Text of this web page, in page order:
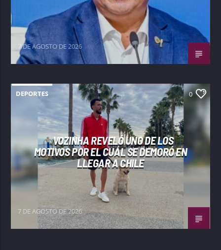
7 DE AGOSTO DE 2026
DEPORTES 0
VOZINHA REVELÓ UNO DE LOS
MOTIVOS POR EL CUÁL SE DEMORÓ EN
LLEGAR A CHILE
7 DE AGOSTO DE 2026